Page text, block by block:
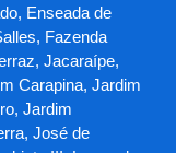
Enseada de
Fazenda
Jacaraípe,
Carapina, Jardim
Jardim
José de